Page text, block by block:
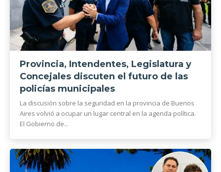
Provincia, Intendentes, Legislatura y
Concejales discuten el futuro de las
policías municipales
La discusión sobre la seguridad en la provincia de Buenos
Aires volvió a ocupar un lugar central en la agenda política.
El Gobierno de...